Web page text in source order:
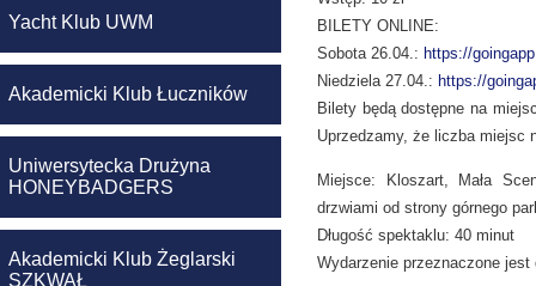
Yacht Klub UWM
Akademicki Klub Łuczników
Uniwersytecka Drużyna
HONEYBADGERS
Akademicki Klub Żeglarski
SZKWAŁ
BILETY ONLINE:
Sobota 26.04.: https://
Niedziela 27.04.: https://
Bilety będą dostępne na
Uprzedzamy, że liczba miejsc
Miejsce: Kloszart, Mała
drzwiami od strony górnego
Długość spektaklu: 40 minut
Wydarzenie przeznaczone jest